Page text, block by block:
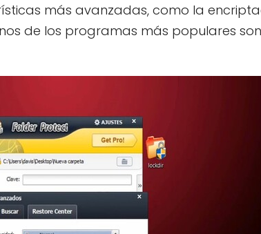
más avanzadas, como la
de los programas más populares